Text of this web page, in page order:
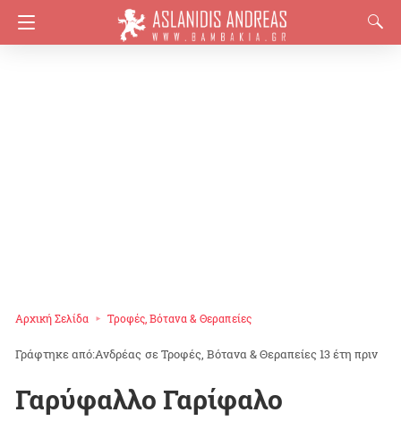
Αρχική Σελίδα Τροφές, Βότανα & Θεραπείες
Ανδρέας σεΤροφές, Βότανα & Θεραπείες 13 έτη πριν
Γαρύφαλλο Γαρίφαλο